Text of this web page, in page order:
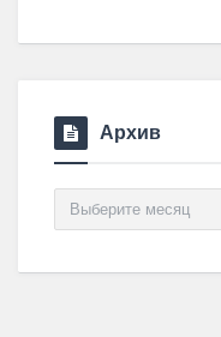
Архив
Архив